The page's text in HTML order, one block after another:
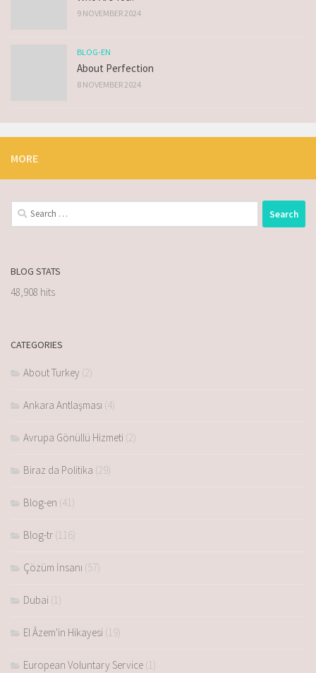
9 NOVEMBER 2024
BLOG-EN
About Perfection
8 NOVEMBER 2024
MORE
BLOG STATS
48,908 hits
CATEGORIES
About Turkey (2)
Ankara Antlaşması (4)
Avrupa Gönüllü Hizmeti (2)
Biraz da Politika (29)
Blog-en (41)
Blog-tr (116)
Çözüm İnsanı (57)
Dubai (1)
El Âzem'in Hikayesi (19)
European Voluntary Service (1)